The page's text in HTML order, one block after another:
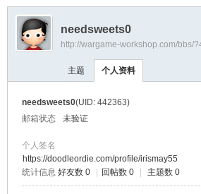
›
needsweets0
http://wargame-workshop.com/bbs/
主题 个人资料
needsweets0(UID: 442363)
邮箱状态
未验证
个人签名
https://doodleordie.com/profile/irismay55
统计信息 好友数 0 回帖数 0 主题数 0